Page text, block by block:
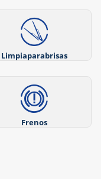
Limpiaparabrisas
Frenos